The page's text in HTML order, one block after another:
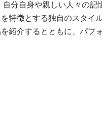
分自身や親しい人々の記
特徴とする独自のスタイ
紹介するとともに、パフ